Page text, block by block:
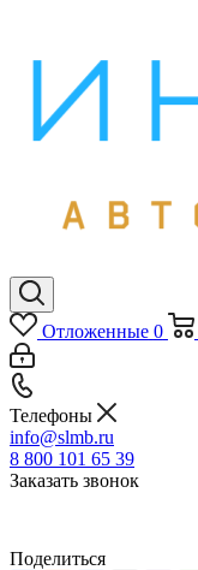
Отложенные 0
Телефоны
info@slmb.ru
8 800 101 65 39
Заказать звонок
Поделиться